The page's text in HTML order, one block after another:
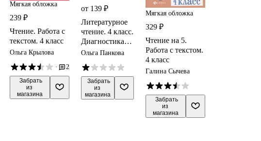
Мягкая обложка
239 ₽
Чтение. Работа с
текстом. 4 класс
Ольга Крылова
·
2
Забрать
из
магазина
от 139 ₽
Литературное
чтение. 4 класс.
Диагностика
читательской
всем
действующим
учебникам.
ФГОС
Ольга Панкова
Забрать
из
магазина
Мягкая обложка
329 ₽
Чтение на 5.
Работа с текстом.
4 класс
Галина Сычева
Забрать
из
магазина